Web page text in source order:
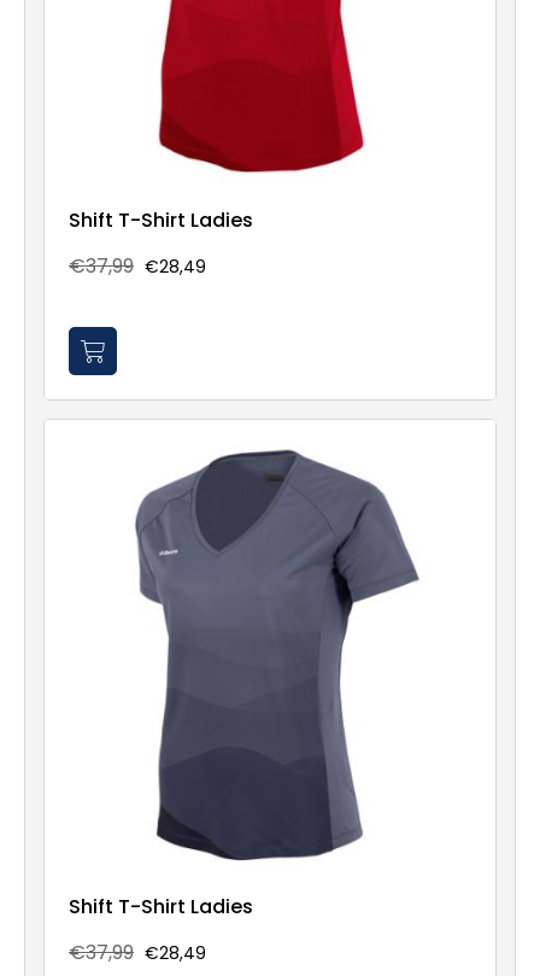
Shift T-Shirt Ladies
€37,99 €28,49
Shift T-Shirt Ladies
€37,99 €28,49